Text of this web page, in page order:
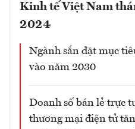
Kinh tế Việt Nam
2024
Ngành sắn đặt mục
vào năm 2030
Doanh số bán lẻ trực
thương mại điện tử